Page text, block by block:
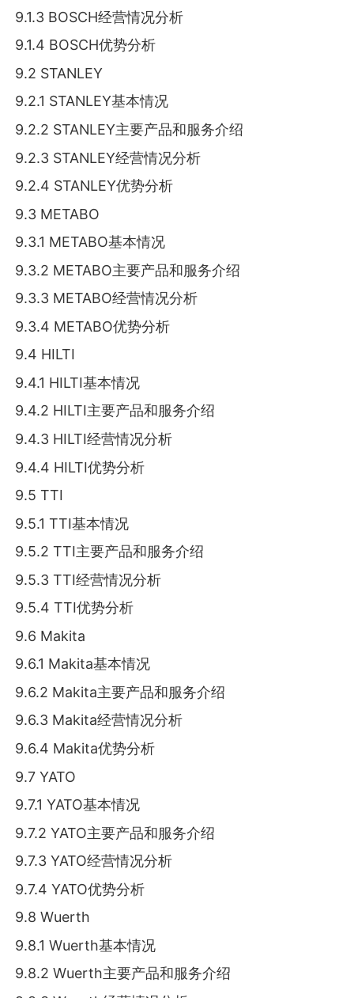
9.1.3 BOSCH经营情况分析
9.1.4 BOSCH优势分析
9.2 STANLEY
9.2.1 STANLEY基本情况
9.2.2 STANLEY主要产品和服务介绍
9.2.3 STANLEY经营情况分析
9.2.4 STANLEY优势分析
9.3 METABO
9.3.1 METABO基本情况
9.3.2 METABO主要产品和服务介绍
9.3.3 METABO经营情况分析
9.3.4 METABO优势分析
9.4 HILTI
9.4.1 HILTI基本情况
9.4.2 HILTI主要产品和服务介绍
9.4.3 HILTI经营情况分析
9.4.4 HILTI优势分析
9.5 TTI
9.5.1 TTI基本情况
9.5.2 TTI主要产品和服务介绍
9.5.3 TTI经营情况分析
9.5.4 TTI优势分析
9.6 Makita
9.6.1 Makita基本情况
9.6.2 Makita主要产品和服务介绍
9.6.3 Makita经营情况分析
9.6.4 Makita优势分析
9.7 YATO
9.7.1 YATO基本情况
9.7.2 YATO主要产品和服务介绍
9.7.3 YATO经营情况分析
9.7.4 YATO优势分析
9.8 Wuerth
9.8.1 Wuerth基本情况
9.8.2 Wuerth主要产品和服务介绍